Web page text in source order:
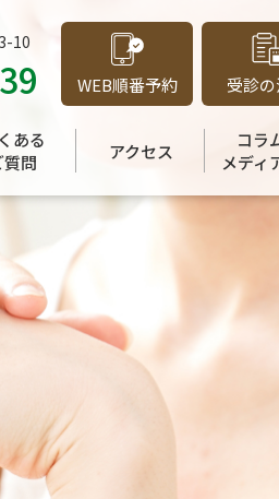
10
WEB順番予約 受診
ある
質問
アクセス
コラ
メディ